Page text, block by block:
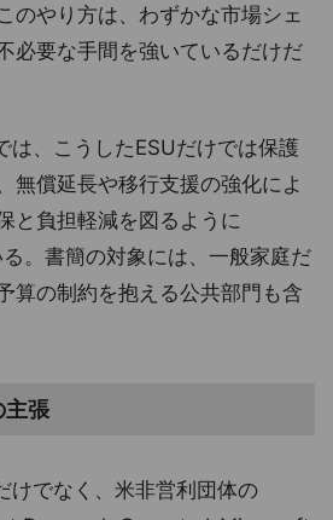
のやり方は、わずかな市場シェ
必要な手間を強いているだけだ
、こうしたESUだけでは保護
無償延長や移行支援の強化によ
と負担軽減を図るように
。書簡の対象には、一般家庭だ
算の制約を抱える公共部門も含
主張
でなく、米非営利団体の